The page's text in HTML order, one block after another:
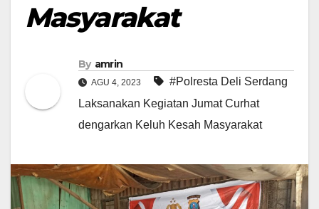
Masyarakat
By amrin
AGU 4, 2023
#Polresta Deli Serdang
Laksanakan Kegiatan Jumat Curhat
dengarkan Keluh Kesah Masyarakat